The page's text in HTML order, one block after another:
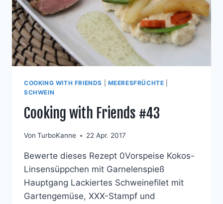
COOKING WITH FRIENDS MEERESFRÜCHTE
SCHWEIN
Cooking with Friends #43
Von TurboKanne 22 Apr. 2017
Bewerte dieses Rezept 0Vorspeise Kokos-
Linsensüppchen mit Garnelenspieß
Hauptgang Lackiertes Schweinefilet mit
Gartengemüse, XXX-Stampf und